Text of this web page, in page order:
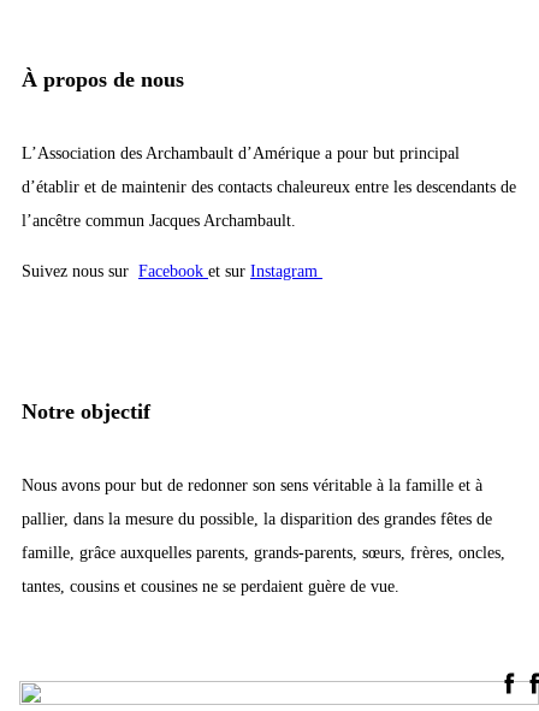
À propos de nous
L’Association des Archambault d’Amérique a pour but principal
d’établir et de maintenir des contacts chaleureux entre les descendants de
l’ancêtre commun Jacques Archambault.
Suivez nous sur Facebook et sur Instagram
Notre objectif
Nous avons pour but de redonner son sens véritable à la famille et à
pallier, dans la mesure du possible, la disparition des grandes fêtes de
famille, grâce auxquelles parents, grands-parents, sœurs, frères, oncles,
tantes, cousins et cousines ne se perdaient guère de vue.